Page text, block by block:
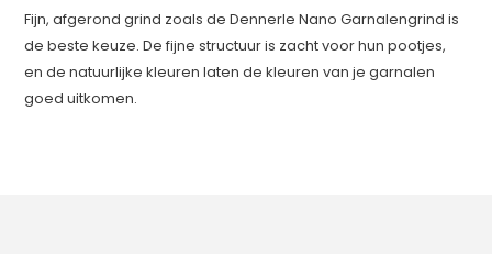
Fijn, afgerond grind zoals de Dennerle Nano Garnalengrind is
de beste keuze. De fijne structuur is zacht voor hun pootjes,
en de natuurlijke kleuren laten de kleuren van je garnalen
goed uitkomen.